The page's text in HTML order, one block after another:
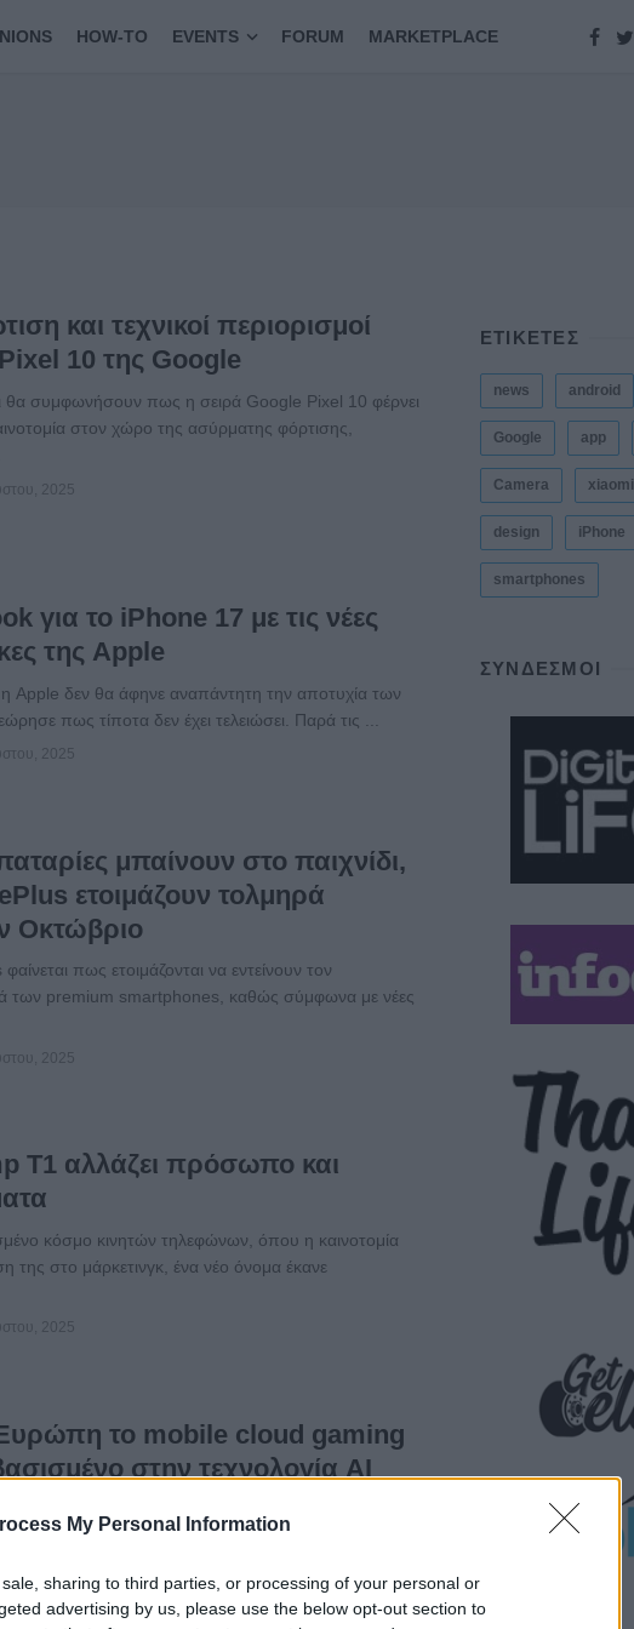
My Personal Information
sharing to third parties, or processing of your personal or
advertising by us, please use the below opt-out section to
HOW-TO EVENTS FORUM MARKETPLACE
και τεχνικοί περιορισμοί
10 της Google
θα συμφωνήσουν πως η σειρά Google Pixel 10 φέρνει
στον χώρο της ασύρματης φόρτισης,
2025
για το iPhone 17 με τις νέες
της Apple
Apple δεν θα άφηνε αναπάντητη την αποτυχία των
πως τίποτα δεν έχει τελειώσει. Παρά τις ...
2025
μπαίνουν στο παιχνίδι,
ετοιμάζουν τολμηρά
Οκτώβριο
πως ετοιμάζονται να εντείνουν τον
των premium smartphones, καθώς σύμφωνα με νέες
2025
T1 αλλάζει πρόσωπο και
κόσμο κινητών τηλεφώνων, όπου η καινοτομία
της στο μάρκετινγκ, ένα νέο όνομα έκανε
2025
το mobile cloud gaming
στην τεχνολογία AI
διάθεσης της υπηρεσίας mobile cloud gaming στην ...
ΕΤΙΚΕΤΕΣ
news android
Google app
Camera xiaomi
design iPhone
smartphones
ΣΎΝΔΕΣΜΟΙ